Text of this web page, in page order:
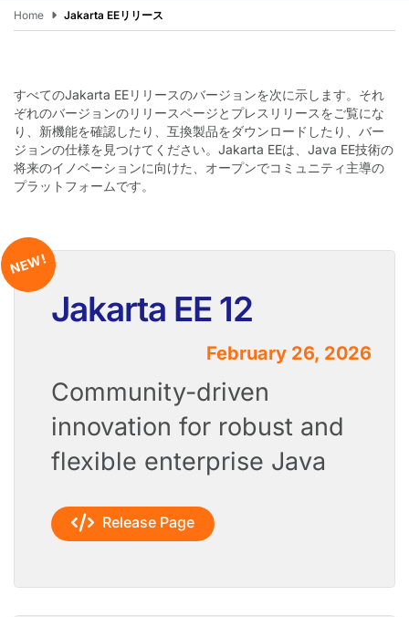
Home Jakarta EEリリース
すべてのJakarta EEリリースのバージョンを次に示します。それ
ぞれのバージョンのリリースページとプレスリリースをご覧にな
り、新機能を確認したり、互換製品をダウンロードしたり、バー
ジョンの仕様を見つけてください。Jakarta EEは、Java EE技術の
将来のイノベーションに向けた、オープンでコミュニティ主導の
プラットフォームです。
NEW!
Jakarta EE 12
February 26, 2026
Community-driven
innovation for robust and
flexible enterprise Java
Release Page